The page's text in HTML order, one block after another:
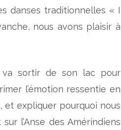
danses traditionnelles « I
nous avons plaisir à
va sortir de son lac pour
l’émotion ressentie en
et expliquer pourquoi nous
l’Anse des Amérindiens